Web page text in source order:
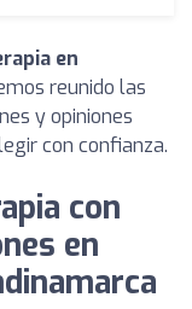
en
reunido las
y opiniones
con confianza.
con
en